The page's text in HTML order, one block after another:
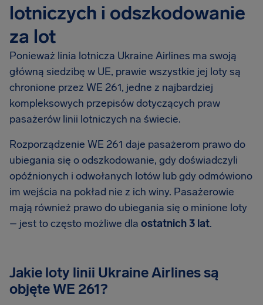
lotniczych i odszkodowanie
za lot
Ponieważ linia lotnicza Ukraine Airlines ma swoją
główną siedzibę w UE, prawie wszystkie jej loty są
chronione przez WE 261, jedne z najbardziej
kompleksowych przepisów dotyczących praw
pasażerów linii lotniczych na świecie.
Rozporządzenie WE 261 daje pasażerom prawo do
ubiegania się o odszkodowanie, gdy doświadczyli
opóźnionych i odwołanych lotów lub gdy odmówiono
im wejścia na pokład nie z ich winy. Pasażerowie
mają również prawo do ubiegania się o minione loty
– jest to często możliwe dla ostatnich 3 lat.
Jakie loty linii Ukraine Airlines są
objęte WE 261?